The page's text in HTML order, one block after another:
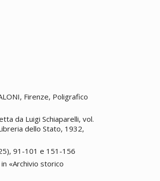
Firenze, Poligrafico
da Luigi Schiaparelli, vol.
dello Stato, 1932,
91-101 e 151-156
«Archivio storico